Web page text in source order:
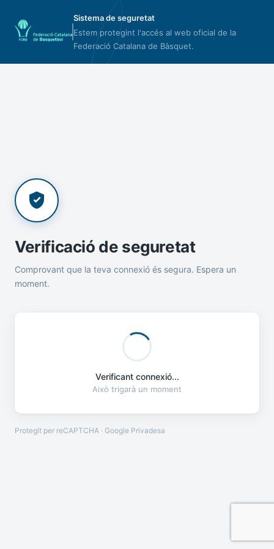
Sistema de seguretat
Estem protegint l'accés al web oficial de la
Federació Catalana de Bàsquet.
Verificació de seguretat
Comprovant que la teva connexió és segura. Espera un
moment.
Verificant connexió...
Això trigarà un moment
Protegit per reCAPTCHA · Google Privadesa